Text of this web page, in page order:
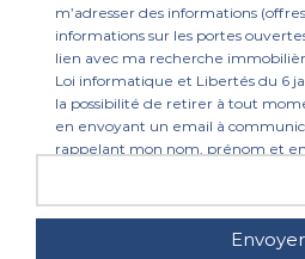
m’adresser des informations
informations sur les portes
lien avec ma recherche
Loi informatique et Libertés du 6
la possibilité de retirer à tout
en envoyant un email à
rappelant mon nom, prénom et